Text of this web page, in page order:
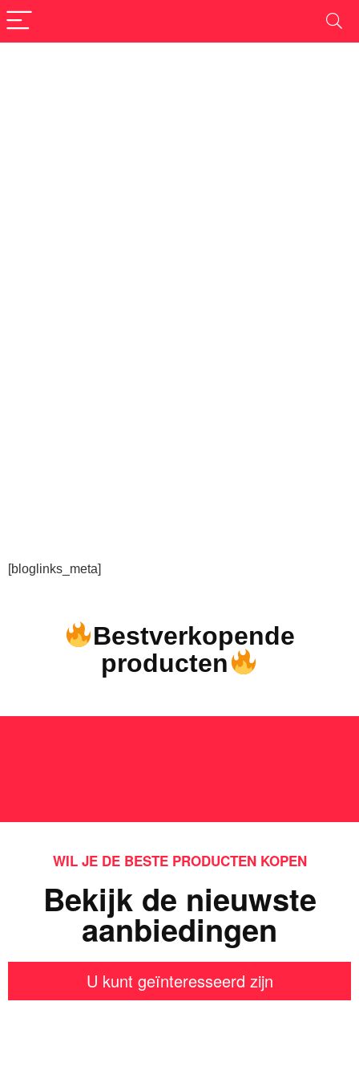
[bloglinks_meta]
Bestverkopende
producten
WIL JE DE BESTE PRODUCTEN KOPEN
Bekijk de nieuwste
aanbiedingen
U kunt geïnteresseerd zijn